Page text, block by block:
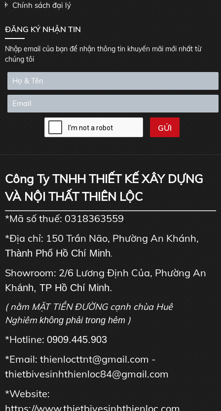
Chính sách đại lý
ĐĂNG KÝ NHẬN TIN
Nhập email của bạn để nhận thông tin khuyến mãi mới nhất từ
chúng tôi
Công Ty TNHH THIẾT KẾ XÂY DỰNG
VÀ NỘI THẤT THIÊN LỘC
*Mã số thuế: 0318363559
*Địa chỉ: 150 Trần Não, Phường An Khánh,
Thành Phố Hồ Chí Minh.
Showroom: 2/6 Lương Định Của, Phường An
Khánh, TP Hồ Chí Minh.
( nằm MẶT TIỀN ĐƯỜNG cạnh chùa Huê
Nghiêm không phải trong hẻm )
*Hotline: 0909.445.903
*Email: thienlocttnt@gmail.com -
thietbivesinhthienloc84@gmail.com
*Website:
https://www.thietbivesinhthienloc.com